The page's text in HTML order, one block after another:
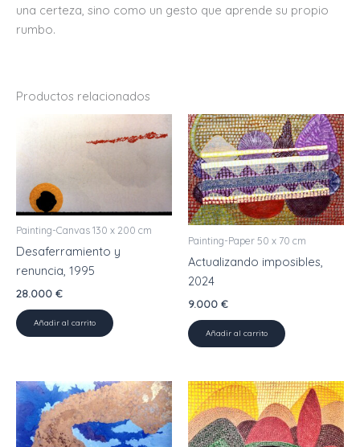
una certeza, sino como un gesto que aprende su propio
rumbo.
Productos relacionados
Painting-Canvas 130 x 200 cm
Desaferramiento y
renuncia, 1995
28.000 €
Añadir al carrito
Painting-Paper 50 x 70 cm
Actualizando imposibles,
2024
9.000 €
Añadir al carrito